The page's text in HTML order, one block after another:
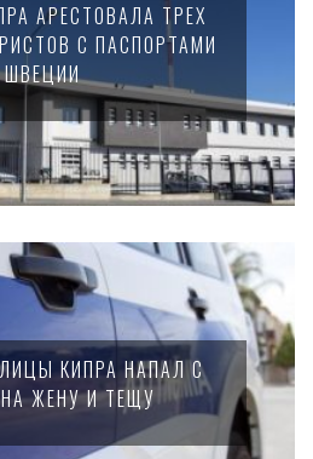
АРЕСТОВАЛА ТРЕХ
С ПАСПОРТАМИ
ШВЕЦИИ
КИПРА НАПАЛ С
ЖЕНУ И ТЕЩУ